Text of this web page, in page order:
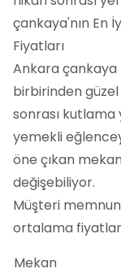
çankaya'nın En
Fiyatları
Ankara çankaya
birbirinden
sonrası
yemekli
öne çıkan
değişebiliyor.
Müşteri
ortalama
Mekan